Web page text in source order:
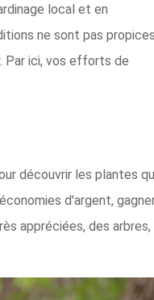
local et en
ne sont pas
Par ici, vos efforts de
découvrir les plantes
d'argent,
appréciées, des